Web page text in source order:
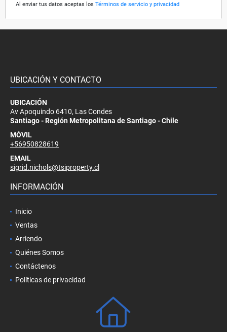
Al enviar tus datos aceptas los Términos de servicio y privacidad
UBICACIÓN Y CONTACTO
UBICACIÓN
Av Apoquindo 6410, Las Condes
Santiago - Región Metropolitana de Santiago - Chile
MÓVIL
+56950828619
EMAIL
sigrid.nichols@tsiproperty.cl
INFORMACIÓN
Inicio
Ventas
Arriendo
Quiénes Somos
Contáctenos
Políticas de privacidad